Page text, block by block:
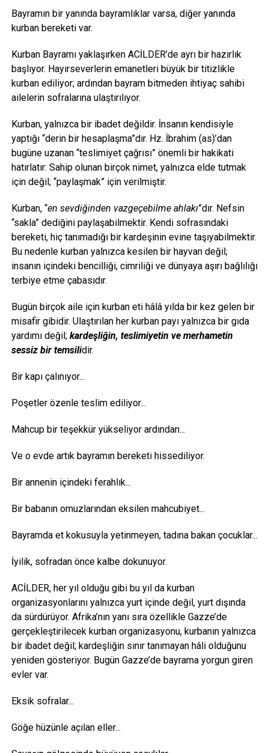
Bayramın bir yanında bayramlıklar varsa, diğer yanında
kurban bereketi var.
Kurban Bayramı yaklaşırken ACİLDER’de ayrı bir hazırlık
başlıyor. Hayırseverlerin emanetleri büyük bir titizlikle
kurban ediliyor; ardından bayram bitmeden ihtiyaç sahibi
ailelerin sofralarına ulaştırılıyor.
Kurban, yalnızca bir ibadet değildir. İnsanın kendisiyle
yaptığı “derin bir hesaplaşma”dır. Hz. İbrahim (as)’dan
bugüne uzanan “teslimiyet çağrısı” önemli bir hakikati
hatırlatır: Sahip olunan birçok nimet, yalnızca elde tutmak
için değil; “paylaşmak” için verilmiştir.
Kurban, “en sevdiğinden vazgeçebilme ahlakı”dır. Nefsin
“sakla” dediğini paylaşabilmektir. Kendi sofrasındaki
bereketi, hiç tanımadığı bir kardeşinin evine taşıyabilmektir.
Bu nedenle kurban yalnızca kesilen bir hayvan değil;
insanın içindeki bencilliği, cimriliği ve dünyaya aşırı bağlılığı
terbiye etme çabasıdır.
Bugün birçok aile için kurban eti hâlâ yılda bir kez gelen bir
misafir gibidir. Ulaştırılan her kurban payı yalnızca bir gıda
yardımı değil; kardeşliğin, teslimiyetin ve merhametin
sessiz bir temsilidir.
Bir kapı çalınıyor...
Poşetler özenle teslim ediliyor...
Mahcup bir teşekkür yükseliyor ardından...
Ve o evde artık bayramın bereketi hissediliyor.
Bir annenin içindeki ferahlık...
Bir babanın omuzlarından eksilen mahcubiyet...
Bayramda et kokusuyla yetinmeyen, tadına bakan çocuklar...
İyilik, sofradan önce kalbe dokunuyor.
ACİLDER, her yıl olduğu gibi bu yıl da kurban
organizasyonlarını yalnızca yurt içinde değil, yurt dışında
da sürdürüyor. Afrika’nın yanı sıra özellikle Gazze’de
gerçekleştirilecek kurban organizasyonu, kurbanın yalnızca
bir ibadet değil; kardeşliğin sınır tanımayan hâli olduğunu
yeniden gösteriyor. Bugün Gazze’de bayrama yorgun giren
evler var.
Eksik sofralar...
Göğe hüzünle açılan eller...